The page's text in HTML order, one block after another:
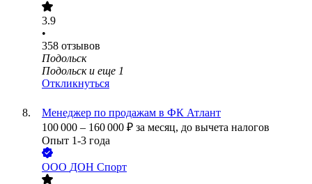
3.9
•
358 отзывов
Подольск
Подольск и еще 1
Откликнуться
Менеджер по продажам в ФК Атлант
100 000 – 160 000 ₽ за месяц, до вычета налогов
Опыт 1-3 года
ООО ДОН Спорт